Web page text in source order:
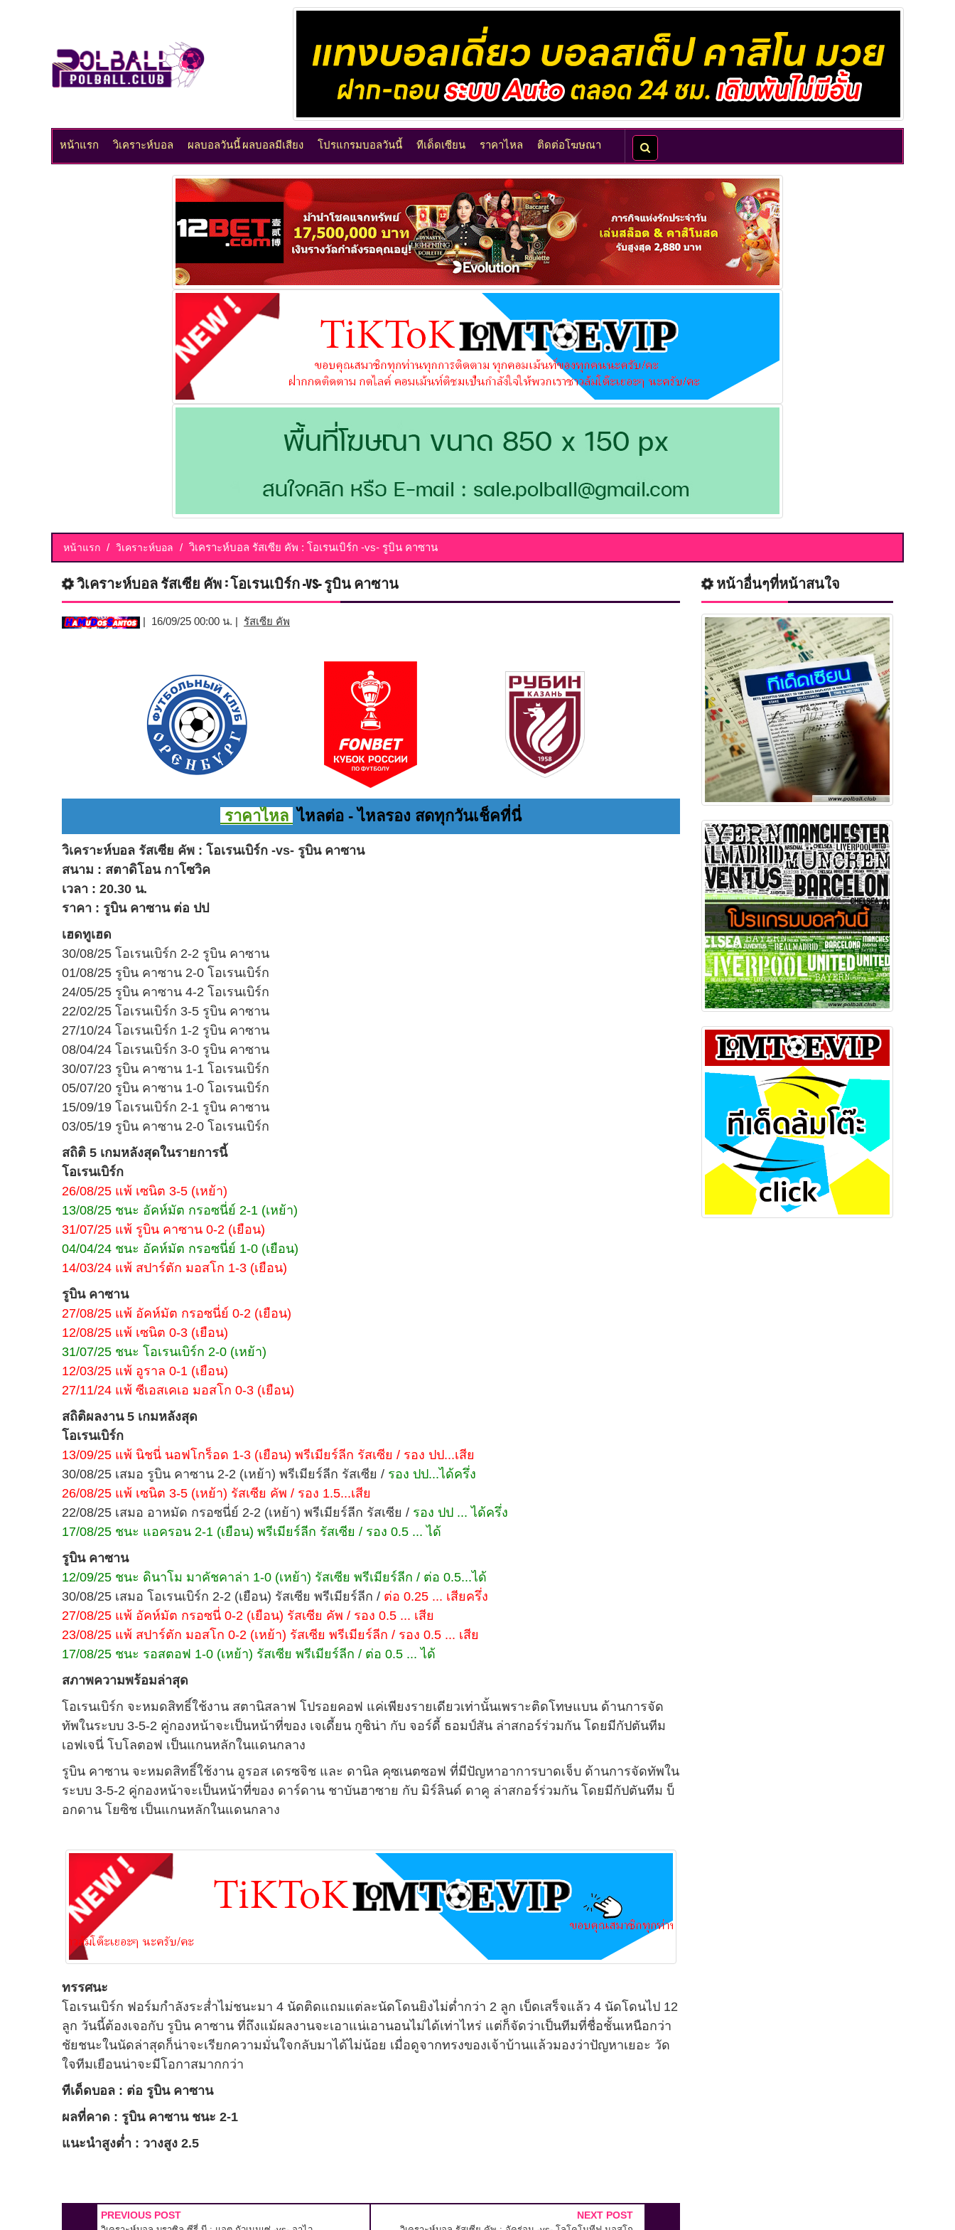
หน้าแรก วิเคราะห์บอล ผลบอลวันนี้ ผลบอลมีเสียง โปรแกรมบอลวันนี้ ทีเด็ดเซียน ราคาไหล ติดต่อโฆษณา
หน้าแรก วิเคราะห์บอล วิเคราะห์บอล รัสเซีย คัพ : โอเรนเบิร์ก -vs- รูบิน คาซาน
วิเคราะห์บอล รัสเซีย คัพ : โอเรนเบิร์ก -vs- รูบิน คาซาน
| 16/09/25 00:00 น. | รัสเซีย คัพ
ราคาไหล ไหลต่อ - ไหลรอง สดทุกวันเช็คที่นี่
วิเคราะห์บอล รัสเซีย คัพ : โอเรนเบิร์ก -vs- รูบิน คาซาน
สนาม : สตาดิโอน กาโซวิค
เวลา : 20.30 น.
ราคา : รูบิน คาซาน ต่อ ปป
เฮดทูเฮด
30/08/25 โอเรนเบิร์ก 2-2 รูบิน คาซาน
01/08/25 รูบิน คาซาน 2-0 โอเรนเบิร์ก
24/05/25 รูบิน คาซาน 4-2 โอเรนเบิร์ก
22/02/25 โอเรนเบิร์ก 3-5 รูบิน คาซาน
27/10/24 โอเรนเบิร์ก 1-2 รูบิน คาซาน
08/04/24 โอเรนเบิร์ก 3-0 รูบิน คาซาน
30/07/23 รูบิน คาซาน 1-1 โอเรนเบิร์ก
05/07/20 รูบิน คาซาน 1-0 โอเรนเบิร์ก
15/09/19 โอเรนเบิร์ก 2-1 รูบิน คาซาน
03/05/19 รูบิน คาซาน 2-0 โอเรนเบิร์ก
สถิติ 5 เกมหลังสุดในรายการนี้
โอเรนเบิร์ก
26/08/25 แพ้ เซนิต 3-5 (เหย้า)
13/08/25 ชนะ อัคห์มัต กรอซนี่ย์ 2-1 (เหย้า)
31/07/25 แพ้ รูบิน คาซาน 0-2 (เยือน)
04/04/24 ชนะ อัคห์มัต กรอซนี่ย์ 1-0 (เยือน)
14/03/24 แพ้ สปาร์ตัก มอสโก 1-3 (เยือน)
รูบิน คาซาน
27/08/25 แพ้ อัคห์มัต กรอซนี่ย์ 0-2 (เยือน)
12/08/25 แพ้ เซนิต 0-3 (เยือน)
31/07/25 ชนะ โอเรนเบิร์ก 2-0 (เหย้า)
12/03/25 แพ้ อูราล 0-1 (เยือน)
27/11/24 แพ้ ซีเอสเคเอ มอสโก 0-3 (เยือน)
สถิติผลงาน 5 เกมหลังสุด
โอเรนเบิร์ก
13/09/25 แพ้ นิชนี่ นอฟโกร็อด 1-3 (เยือน) พรีเมียร์ลีก รัสเซีย / รอง ปป...เสีย
30/08/25 เสมอ รูบิน คาซาน 2-2 (เหย้า) พรีเมียร์ลีก รัสเซีย / รอง ปป...ได้ครึ่ง
26/08/25 แพ้ เซนิต 3-5 (เหย้า) รัสเซีย คัพ / รอง 1.5...เสีย
22/08/25 เสมอ อาหมัด กรอซนี่ย์ 2-2 (เหย้า) พรีเมียร์ลีก รัสเซีย / รอง ปป ... ได้ครึ่ง
17/08/25 ชนะ แอครอน 2-1 (เยือน) พรีเมียร์ลีก รัสเซีย / รอง 0.5 ... ได้
รูบิน คาซาน
12/09/25 ชนะ ดินาโม มาคัชคาล่า 1-0 (เหย้า) รัสเซีย พรีเมียร์ลีก / ต่อ 0.5...ได้
30/08/25 เสมอ โอเรนเบิร์ก 2-2 (เยือน) รัสเซีย พรีเมียร์ลีก / ต่อ 0.25 ... เสียครึ่ง
27/08/25 แพ้ อัคห์มัต กรอซนี่ 0-2 (เยือน) รัสเซีย คัพ / รอง 0.5 ... เสีย
23/08/25 แพ้ สปาร์ตัก มอสโก 0-2 (เหย้า) รัสเซีย พรีเมียร์ลีก / รอง 0.5 ... เสีย
17/08/25 ชนะ รอสตอฟ 1-0 (เหย้า) รัสเซีย พรีเมียร์ลีก / ต่อ 0.5 ... ได้
สภาพความพร้อมล่าสุด
โอเรนเบิร์ก จะหมดสิทธิ์ใช้งาน สตานิสลาฟ โปรอยคอฟ แค่เพียงรายเดียวเท่านั้นเพราะติดโทษแบน ด้านการจัด
ทัพในระบบ 3-5-2 คู่กองหน้าจะเป็นหน้าที่ของ เจเดี้ยน กูซิน่า กับ จอร์ดี้ ธอมป์สัน ล่าสกอร์ร่วมกัน โดยมีกัปตันทีม
เอฟเจนี่ โบโลตอฟ เป็นแกนหลักในแดนกลาง
รูบิน คาซาน จะหมดสิทธิ์ใช้งาน อูรอส เดรซจิช และ ดานิล คุซเนตซอฟ ที่มีปัญหาอาการบาดเจ็บ ด้านการจัดทัพใน
ระบบ 3-5-2 คู่กองหน้าจะเป็นหน้าที่ของ ดาร์ดาน ชาบันฮาซาย กับ มิร์ลินด์ ดาคู ล่าสกอร์ร่วมกัน โดยมีกัปตันทีม บ็
อกดาน โยซิช เป็นแกนหลักในแดนกลาง
ทรรศนะ
โอเรนเบิร์ก ฟอร์มกำลังระส่ำไม่ชนะมา 4 นัดติดแถมแต่ละนัดโดนยิงไม่ต่ำกว่า 2 ลูก เบ็ดเสร็จแล้ว 4 นัดโดนไป 12
ลูก วันนี้ต้องเจอกับ รูบิน คาซาน ที่ถึงแม้ผลงานจะเอาแน่เอานอนไม่ได้เท่าไหร่ แต่ก็จัดว่าเป็นทีมที่ชื่อชั้นเหนือกว่า
ชัยชนะในนัดล่าสุดก็น่าจะเรียกความมั่นใจกลับมาได้ไม่น้อย เมื่อดูจากทรงของเจ้าบ้านแล้วมองว่าปัญหาเยอะ วัด
ใจทีมเยือนน่าจะมีโอกาสมากกว่า
ทีเด็ดบอล : ต่อ รูบิน คาซาน
ผลที่คาด : รูบิน คาซาน ชนะ 2-1
แนะนำสูงต่ำ : วางสูง 2.5
PREVIOUS POST NEXT POST
หน้าอื่นๆที่หน้าสนใจ